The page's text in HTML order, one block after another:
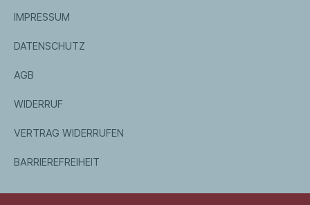
IMPRESSUM
DATENSCHUTZ
AGB
WIDERRUF
VERTRAG WIDERRUFEN
BARRIEREFREIHEIT